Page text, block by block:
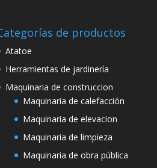
de productos
Atatoe
Herramientas de jardinería
Maquinaria de construccion
Maquinaria de calefacción
Maquinaria de elevacion
Maquinaria de limpieza
Maquinaria de obra pública